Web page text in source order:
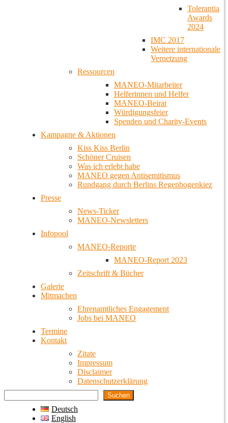
Tolerantia
Awards
2024
IMC 2017
Weitere internationale
Vernetzung
Ressourcen
MANEO-Mitarbeiter
Helferinnen und Helfer
MANEO-Beirat
Würdigungsfeier
Spenden und Charity-Events
Kampagne & Aktionen
Kiss Kiss Berlin
Schöner Cruisen
Was ich erlebt habe
MANEO gegen Antisemitismus
Rundgang durch Berlins Regenbogenkiez
Presse
News-Ticker
MANEO-Newsletters
Infopool
MANEO-Reporte
MANEO-Report 2023
Zeitschrift & Bücher
Galerie
Mitmachen
Ehrenamtliches Engagement
Jobs bei MANEO
Termine
Kontakt
Zitate
Impressum
Disclaimer
Datenschutzerklärung
Suchen
Deutsch
English